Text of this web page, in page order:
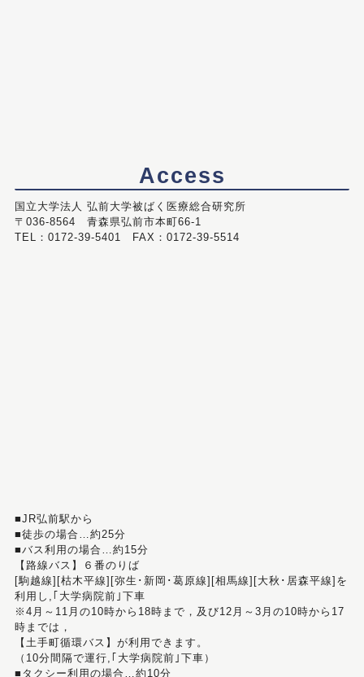
Access
国立大学法人 弘前大学被ばく医療総合研究所
〒036-8564 青森県弘前市本町66-1
TEL：0172-39-5401 FAX：0172-39-5514
■JR弘前駅から
■徒歩の場合…約25分
■バス利用の場合…約15分
【路線バス】６番のりば
[駒越線][枯木平線][弥生･新岡･葛原線][相馬線][大秋･居森平線]を
利用し,｢大学病院前｣下車
※4月～11月の10時から18時まで，及び12月～3月の10時から17
時までは，
【土手町循環バス】が利用できます。
（10分間隔で運行,｢大学病院前｣下車）
■タクシー利用の場合…約10分